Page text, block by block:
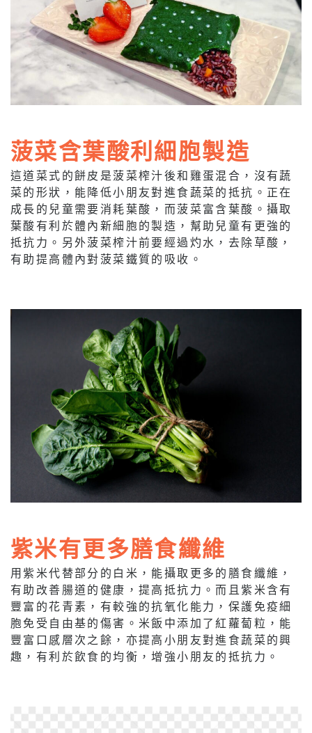
菠菜含葉酸利細胞製造
這道菜式的餅皮是菠菜榨汁後和雞蛋混合，沒有蔬
菜的形狀，能降低小朋友對進食蔬菜的抵抗。正在
成長的兒童需要消耗葉酸，而菠菜富含葉酸。攝取
葉酸有利於體內新細胞的製造，幫助兒童有更強的
抵抗力。另外菠菜榨汁前要經過灼水，去除草酸，
有助提高體內對菠菜鐵質的吸收。
紫米有更多膳食纖維
用紫米代替部分的白米，能攝取更多的膳食纖維，
有助改善腸道的健康，提高抵抗力。而且紫米含有
豐富的花青素，有較強的抗氧化能力，保護免疫細
胞免受自由基的傷害。米飯中添加了紅蘿蔔粒，能
豐富口感層次之餘，亦提高小朋友對進食蔬菜的興
趣，有利於飲食的均衡，增強小朋友的抵抗力。